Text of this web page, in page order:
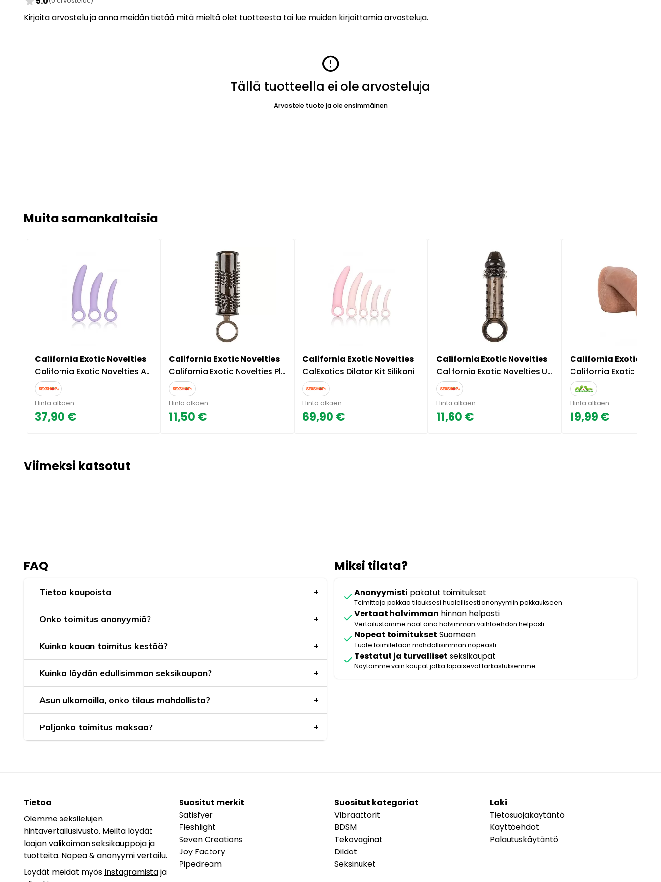
Kirjoita arvostelu ja anna meidän tietää mitä mieltä olet tuotteesta tai lue muiden kirjoittamia arvosteluja.
error
Tällä tuotteella ei ole arvosteluja
Arvostele tuote ja ole ensimmäinen
Muita samankaltaisia
California Exotic Novelties
California Exotic Novelties Alena - Dilataattorisetti
Hinta alkaen
37,90 €
California Exotic Novelties
California Exotic Novelties Pleasure Enhancer
Hinta alkaen
11,50 €
California Exotic Novelties
CalExotics Dilator Kit Silikoni
Hinta alkaen
69,90 €
California Exotic Novelties
California Exotic Novelties Ultimate Stud Extender
Hinta alkaen
11,60 €
California Exotic
California Exotic Novelties Packer Gear -
Hinta alkaen
19,99 €
Viimeksi katsotut
FAQ
Tietoa kaupoista
Onko toimitus anonyymiä?
Kuinka kauan toimitus kestää?
Kuinka löydän edullisimman seksikaupan?
Asun ulkomailla, onko tilaus mahdollista?
Paljonko toimitus maksaa?
Miksi tilata?
checkAnonyymisti pakatut toimitukset
Toimittaja pakkaa tilauksesi huolellisesti anonyymiin pakkaukseen
checkVertaat halvimman hinnan helposti
Vertailustamme näät aina halvimman vaihtoehdon helposti
check Nopeat toimitukset Suomeen
Tuote toimitetaan mahdollisimman nopeasti
check Testatut ja turvalliset seksikaupat
Näytämme vain kaupat jotka läpäisevät tarkastuksemme
Tietoa
Olemme seksilelujen
hintavertailusivusto. Meiltä löydät
laajan valikoiman seksikauppoja ja
tuotteita. Nopea & anonyymi vertailu.
Löydät meidät myös Instagramistaja
Suositut merkit
Satisfyer
Fleshlight
Seven Creations
Joy Factory
Pipedream
Suositut kategoriat
Vibraattorit
BDSM
Tekovaginat
Dildot
Seksinuket
Laki
Tietosuojakäytäntö
Käyttöehdot
Palautuskäytäntö